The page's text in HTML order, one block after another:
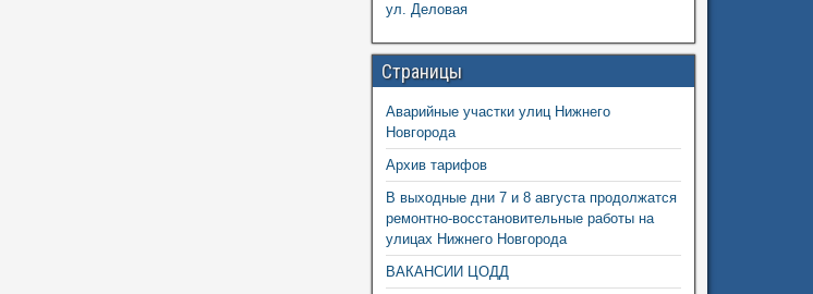
ул. Деловая
Страницы
Аварийные участки улиц Нижнего
Новгорода
Архив тарифов
В выходные дни 7 и 8 августа продолжатся
ремонтно-восстановительные работы на
улицах Нижнего Новгорода
ВАКАНСИИ ЦОДД